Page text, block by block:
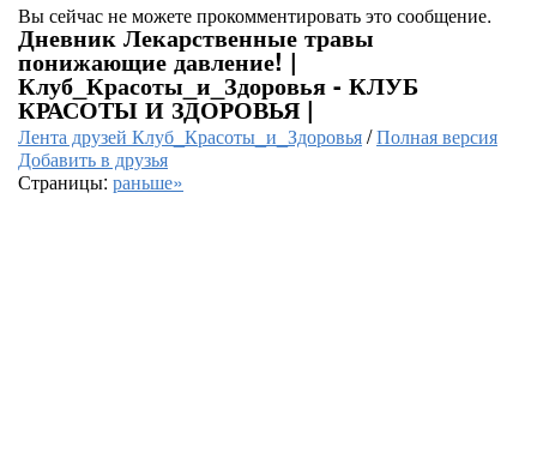
Вы сейчас не можете прокомментировать это сообщение.
Дневник Лекарственные травы
понижающие давление! |
Клуб_Красоты_и_Здоровья - КЛУБ
КРАСОТЫ И ЗДОРОВЬЯ |
Лента друзей Клуб_Красоты_и_Здоровья/Полная версия
Добавить в друзья
Страницы: раньше»